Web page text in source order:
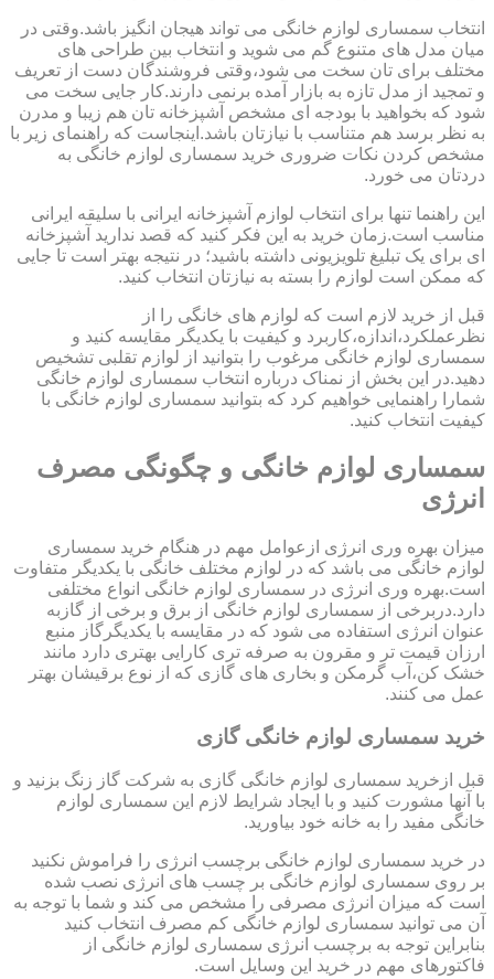
انتخاب سمساری لوازم خانگی می تواند هیجان انگیز باشد.وقتی در
میان مدل های متنوع گم می شوید و انتخاب بین طراحی های
مختلف برای تان سخت می شود،وقتی فروشندگان دست از تعریف
و تمجید از مدل تازه به بازار آمده برنمی دارند.کار جایی سخت می
شود که بخواهید با بودجه ای مشخص آشپزخانه تان هم زیبا و مدرن
به نظر برسد هم متناسب با نیازتان باشد.اینجاست که راهنمای زیر با
مشخص کردن نکات ضروری خرید سمساری لوازم خانگی به
دردتان می خورد.
این راهنما تنها برای انتخاب لوازم آشپزخانه ایرانی با سلیقه ایرانی
مناسب است.زمان خرید به این فکر کنید که قصد ندارید آشپزخانه
ای برای یک تبلیغ تلویزیونی داشته باشید؛ در نتیجه بهتر است تا جایی
که ممکن است لوازم را بسته به نیازتان انتخاب کنید.
قبل از خرید لازم است که لوازم های خانگی را از
نظرعملکرد،اندازه،کاربرد و کیفیت با یکدیگر مقایسه کنید و
سمساری لوازم خانگی مرغوب را بتوانید از لوازم تقلبی تشخیص
دهید.در این بخش از نمناک درباره انتخاب سمساری لوازم خانگی
شمارا راهنمایی خواهیم کرد که بتوانید سمساری لوازم خانگی با
کیفیت انتخاب کنید.
سمساری لوازم خانگی و چگونگی مصرف
انرژی
میزان بهره وری انرژی ازعوامل مهم در هنگام خرید سمساری
لوازم خانگی می باشد که در لوازم مختلف خانگی با یکدیگر متفاوت
است.بهره وری انرژی در سمساری لوازم خانگی انواع مختلفی
دارد.دربرخی از سمساری لوازم خانگی از برق و برخی از گازبه
عنوان انرژی استفاده می شود که در مقایسه با یکدیگرگاز منبع
ارزان قیمت تر و مقرون به صرفه تری کارایی بهتری دارد مانند
خشک کن،آب گرمکن و بخاری های گازی که از نوع برقیشان بهتر
عمل می کنند.
خرید سمساری لوازم خانگی گازی
قبل ازخرید سمساری لوازم خانگی گازی به شرکت گاز زنگ بزنید و
با آنها مشورت کنید و با ایجاد شرایط لازم این سمساری لوازم
خانگی مفید را به خانه خود بیاورید.
در خرید سمساری لوازم خانگی برچسب انرژی را فراموش نکنید
بر روی سمساری لوازم خانگی بر چسب های انرژی نصب شده
است که میزان انرژی مصرفی را مشخص می کند و شما با توجه به
آن می توانید سمساری لوازم خانگی کم مصرف انتخاب کنید
بنابراین توجه به برچسب انرژی سمساری لوازم خانگی از
فاکتورهای مهم در خرید این وسایل است.